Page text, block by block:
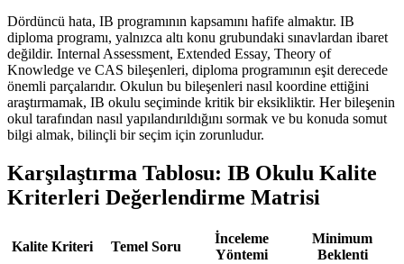
Dördüncü hata, IB programının kapsamını hafife almaktır. IB
diploma programı, yalnızca altı konu grubundaki sınavlardan ibaret
değildir. Internal Assessment, Extended Essay, Theory of
Knowledge ve CAS bileşenleri, diploma programının eşit derecede
önemli parçalarıdır. Okulun bu bileşenleri nasıl koordine ettiğini
araştırmamak, IB okulu seçiminde kritik bir eksikliktir. Her bileşenin
okul tarafından nasıl yapılandırıldığını sormak ve bu konuda somut
bilgi almak, bilinçli bir seçim için zorunludur.
Karşılaştırma Tablosu: IB Okulu Kalite
Kriterleri Değerlendirme Matrisi
Kalite Kriteri Temel Soru
İnceleme
Yöntemi
Minimum
Beklenti